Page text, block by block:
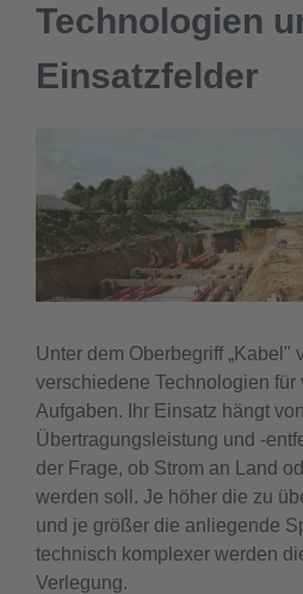
Technologien
Einsatzfelder
Unter dem Oberbegriff „Kabel"
verschiedene Technologien für
Aufgaben. Ihr Einsatz hängt
Übertragungsleistung und -
der Frage, ob Strom an Land
werden soll. Je höher die zu
und je größer die anliegende
technisch komplexer werden
Verlegung.